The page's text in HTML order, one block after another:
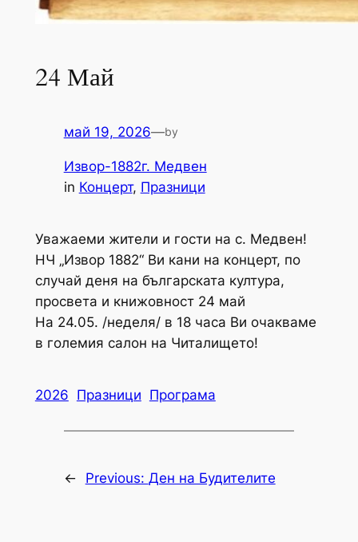
24 Май
май 19, 2026—by
Извор-1882г. Медвен
in Концерт, Празници
Уважаеми жители и гости на с. Медвен!
НЧ „Извор 1882“ Ви кани на концерт, по
случай деня на българската култура,
просвета и книжовност 24 май
На 24.05. /неделя/ в 18 часа Ви очакваме
в големия салон на Читалището!
2026 Празници Програма
← Previous: Ден на Будителите